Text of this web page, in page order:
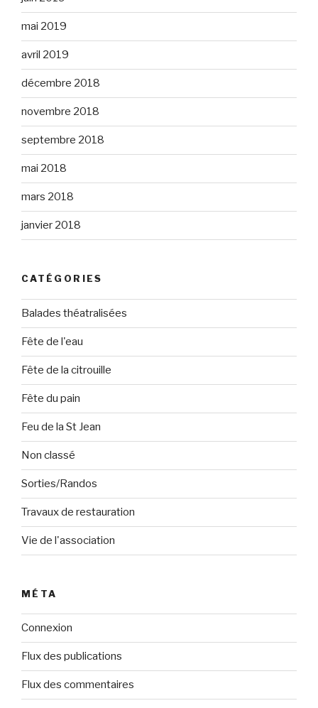
mai 2019
avril 2019
décembre 2018
novembre 2018
septembre 2018
mai 2018
mars 2018
janvier 2018
CATÉGORIES
Balades théatralisées
Fête de l'eau
Fête de la citrouille
Fête du pain
Feu de la St Jean
Non classé
Sorties/Randos
Travaux de restauration
Vie de l'association
MÉTA
Connexion
Flux des publications
Flux des commentaires